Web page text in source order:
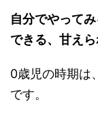
自分でやって
できる、甘え
0歳児の時期は
です。